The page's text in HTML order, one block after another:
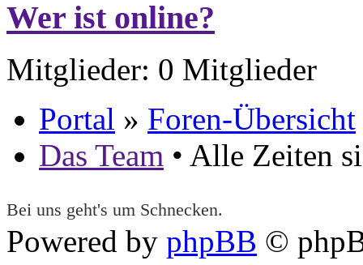
Wer ist online?
Mitglieder: 0 Mitglieder
Portal » Foren-Übersicht
Das Team • Alle Zeiten
Bei uns geht's um Schnecken.
Powered by phpBB ©